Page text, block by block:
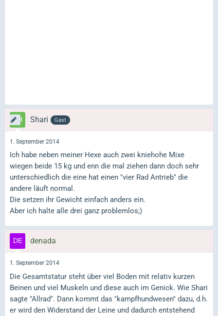
Shari Gast
1. September 2014
Ich habe neben meiner Hexe auch zwei kniehohe Mixe
wiegen beide 15 kg und enn die mal ziehen dann doch sehr
unterschiedlich die eine hat einen "vier Rad Antrieb" die
andere läuft normal.
Die setzen ihr Gewicht einfach anders ein.
Aber ich halte alle drei ganz problemlos;)
denada
1. September 2014
Die Gesamtstatur steht über viel Boden mit relativ kurzen
Beinen und viel Muskeln und diese auch im Genick. Wie Shari
sagte "Allrad". Dann kommt das "kampfhundwesen" dazu, d.h.
er wird den Widerstand der Leine und dadurch entstehend